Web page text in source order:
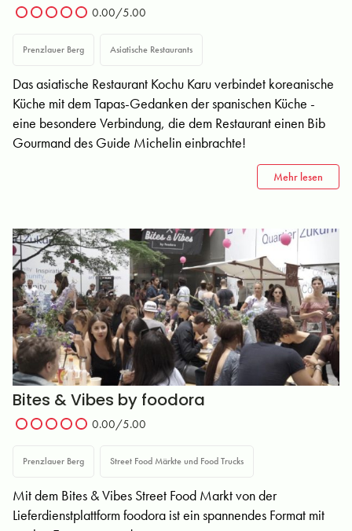
0.00/5.00
Prenzlauer Berg Asiatische Restaurants
Das asiatische Restaurant Kochu Karu verbindet koreanische
Küche mit dem Tapas-Gedanken der spanischen Küche -
eine besondere Verbindung, die dem Restaurant einen Bib
Gourmand des Guide Michelin einbrachte!
Mehr lesen
Bites & Vibes by foodora
0.00/5.00
Prenzlauer Berg Street Food Märkte und Food Trucks
Mit dem Bites & Vibes Street Food Markt von der
Lieferdienstplattform foodora ist ein spannendes Format mit